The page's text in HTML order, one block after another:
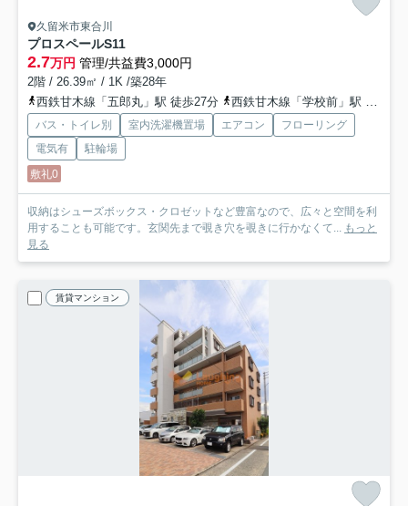
久留米市東合川
プロスペールS11
2.7万円 管理/共益費3,000円
2階 / 26.39㎡ / 1K /築28年
西鉄甘木線「五郎丸」駅 徒歩27分
西鉄甘木線「学校前」駅 徒歩28分
バス・トイレ別 室内洗濯機置場 エアコン
フローリング
電気有
駐輪場
敷礼0
収納はシューズボックス・クロゼットなど豊富なので、広々と空間を利
用することも可能です。玄関先まで覗き穴を覗きに行かなくて... もっと
見る
賃貸マンション